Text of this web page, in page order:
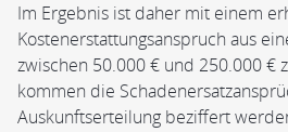
Im Ergebnis ist daher mit einem
Kostenerstattungsanspruch aus
zwischen 50.000 € und 250.000 €
kommen die
Auskunftserteilung beziffert